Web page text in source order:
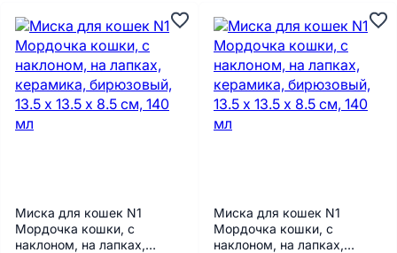
Миска для кошек N1
Мордочка кошки, с
наклоном, на лапках,
Миска для кошек N1
Мордочка кошки, с
наклоном, на лапках,